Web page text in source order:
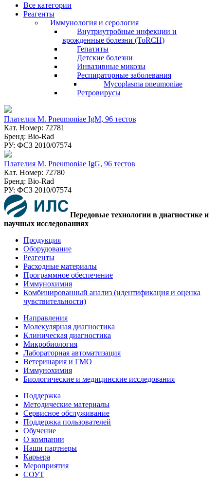
Все категории
Реагенты
Иммунология и серология
Внутриутробные инфекции и
врожденные болезни (ToRCH)
Гепатиты
Детские болезни
Инвазивные микозы
Респираторные заболевания
Mycoplasma pneumoniae
Ретровирусы
Плателия M. Pneumoniae IgM, 96 тестов
Кат. Номер: 72781
Бренд: Bio-Rad
РУ: ФСЗ 2010/07574
Плателия M. Pneumoniae IgG, 96 тестов
Кат. Номер: 72780
Бренд: Bio-Rad
РУ: ФСЗ 2010/07574
Передовые технологии в диагностике и
научных исследованиях
Продукция
Оборудование
Реагенты
Расходные материалы
Программное обеспечение
Иммунохимия
Комбинированный анализ (идентификация и оценка
чувствительности)
Направления
Молекулярная диагностика
Клиническая диагностика
Микробиология
Лабораторная автоматизация
Ветеринария и ГМО
Иммунохимия
Биологические и медицинские исследования
Поддержка
Методические материалы
Сервисное обслуживание
Поддержка пользователей
Обучение
О компании
Наши партнеры
Карьера
Мероприятия
СОУТ